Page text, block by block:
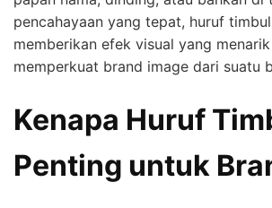
pencahayaan yang tepat, huruf
memberikan efek visual yang
memperkuat brand image dari suatu
Kenapa Huruf
Penting untuk